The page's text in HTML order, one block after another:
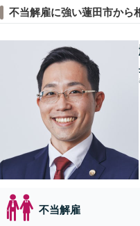
不当解雇に強い蓮田市から
不当解雇